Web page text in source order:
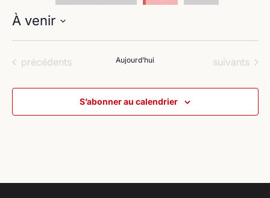
À venir
date.Évènements
précédents Aujourd’hui Évènements
suivants
S’abonner au calendrier